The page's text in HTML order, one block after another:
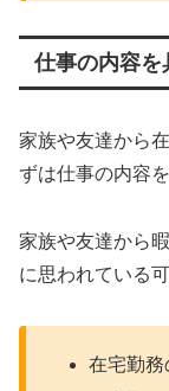
仕事の内容を
家族や友達から
ずは仕事の内容
家族や友達から
に思われている
在宅勤務